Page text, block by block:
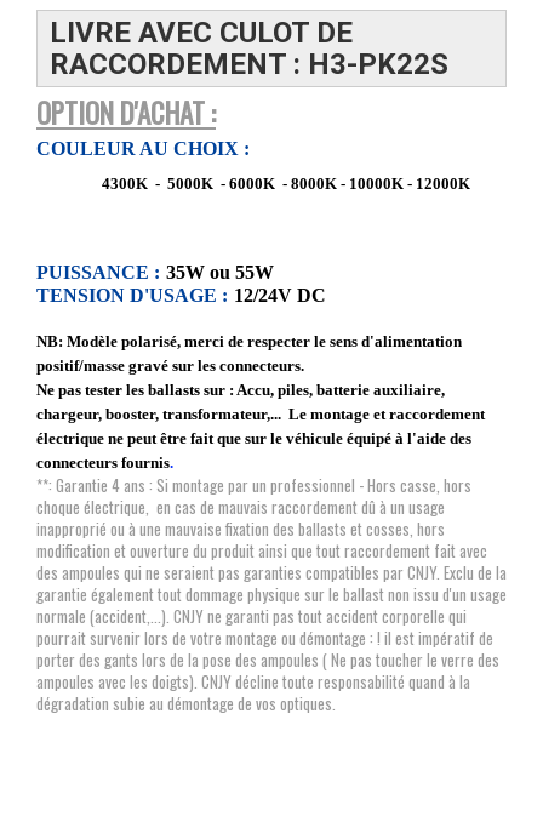
LIVRE AVEC CULOT DE
RACCORDEMENT : H3-PK22S
OPTION D'ACHAT :
COULEUR AU CHOIX :
4300K - 5000K - 6000K - 8000K - 10000K - 12000K
PUISSANCE : 35W ou 55W
TENSION D'USAGE : 12/24V DC
NB: Modèle polarisé, merci de respecter le sens d'alimentation
positif/masse gravé sur les connecteurs.
Ne pas tester les ballasts sur : Accu, piles, batterie auxiliaire,
chargeur, booster, transformateur,... Le montage et raccordement
électrique ne peut être fait que sur le véhicule équipé à l'aide des
connecteurs fournis.
**: Garantie 4 ans : Si montage par un professionnel - Hors casse, hors
choque électrique, en cas de mauvais raccordement dû à un usage
inapproprié ou à une mauvaise fixation des ballasts et cosses, hors
modification et ouverture du produit ainsi que tout raccordement fait avec
des ampoules qui ne seraient pas garanties compatibles par CNJY. Exclu de la
garantie également tout dommage physique sur le ballast non issu d'un usage
normale (accident,...). CNJY ne garanti pas tout accident corporelle qui
pourrait survenir lors de votre montage ou démontage : ! il est impératif de
porter des gants lors de la pose des ampoules ( Ne pas toucher le verre des
ampoules avec les doigts). CNJY décline toute responsabilité quand à la
dégradation subie au démontage de vos optiques.